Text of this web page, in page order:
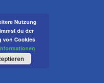
Nutzung
du der
von Cookies